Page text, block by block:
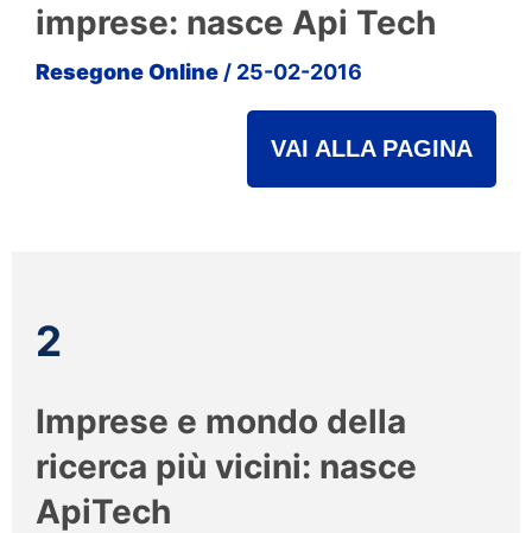
imprese: nasce Api Tech
Resegone Online / 25-02-2016
VAI ALLA PAGINA
2
Imprese e mondo della
ricerca più vicini: nasce
ApiTech